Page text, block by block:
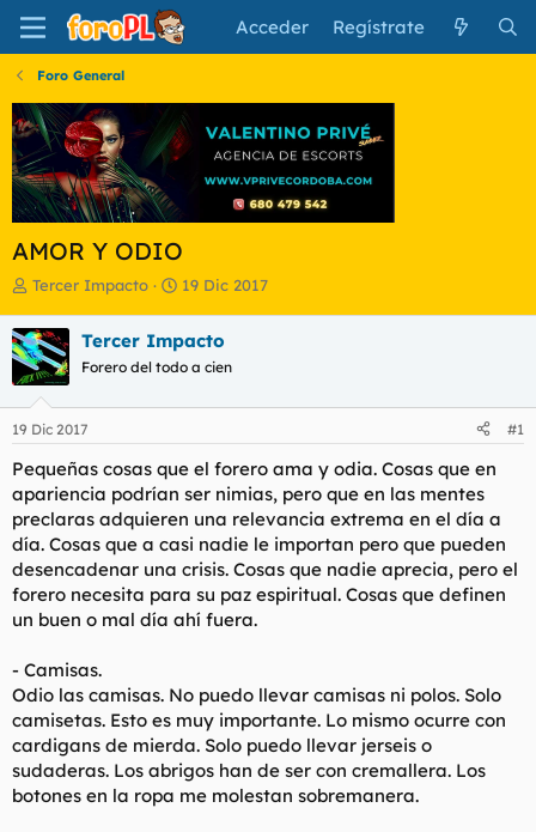
Acceder Regístrate
Foro General
AMOR Y ODIO
I
i
c
i
a
d
o
d
e
l
t
e
a
Tercer Impacto
F
h
a
e
i
c
i
o
19 Dic 2017
Tercer Impacto
Forero del todo a cien
19 Dic 2017 #1
Pequeñas cosas que el forero ama y odia. Cosas que en
apariencia podrían ser nimias, pero que en las mentes
preclaras adquieren una relevancia extrema en el día a
día. Cosas que a casi nadie le importan pero que pueden
desencadenar una crisis. Cosas que nadie aprecia, pero el
forero necesita para su paz espiritual. Cosas que definen
un buen o mal día ahí fuera.
- Camisas.
Odio las camisas. No puedo llevar camisas ni polos. Solo
camisetas. Esto es muy importante. Lo mismo ocurre con
cardigans de mierda. Solo puedo llevar jerseis o
sudaderas. Los abrigos han de ser con cremallera. Los
botones en la ropa me molestan sobremanera.